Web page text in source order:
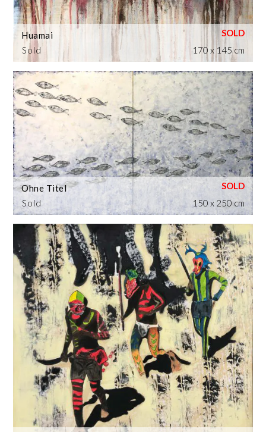
Sold
Huamai
170 x 145 cm
Sold
Ohne Titel
150 x 250 cm